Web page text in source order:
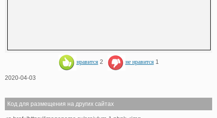
нравится 2 не нравится 1
2020-04-03
Код для размещения на других сайтах